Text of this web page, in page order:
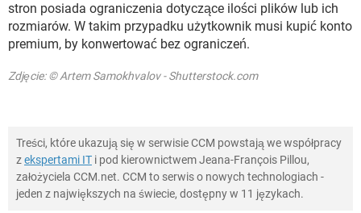
stron posiada ograniczenia dotyczące ilości plików lub ich
rozmiarów. W takim przypadku użytkownik musi kupić konto
premium, by konwertować bez ograniczeń.
Zdjęcie: © Artem Samokhvalov - Shutterstock.com
Treści, które ukazują się w serwisie CCM powstają we współpracy
zekspertami IT i pod kierownictwem Jeana-François Pillou,
założyciela CCM.net. CCM to serwis o nowych technologiach -
jeden z największych na świecie, dostępny w 11 językach.